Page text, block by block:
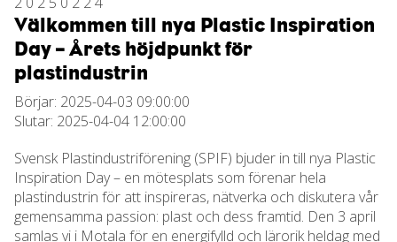
Välkommen till nya Plastic Inspiration
Day – Årets höjdpunkt för
plastindustrin
Börjar: 2025-04-03 09:00:00
Slutar: 2025-04-04 12:00:00
Svensk Plastindustriförening (SPIF) bjuder in till nya Plastic
Inspiration Day – en mötesplats som förenar hela
plastindustrin för att inspireras, nätverka och diskutera vår
gemensamma passion: plast och dess framtid. Den 3 april
samlas vi i Motala för en energifylld och lärorik heldag med